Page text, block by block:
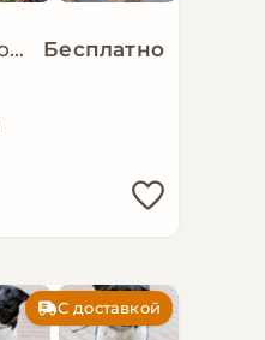
Чи встигне Сімка ще пожити в родині? Бесплатно
С доставкой